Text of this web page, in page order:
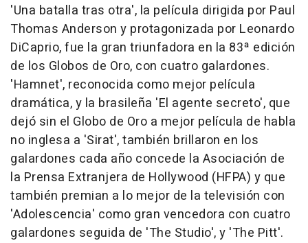
'Una batalla tras otra', la película dirigida por Paul
Thomas Anderson y protagonizada por Leonardo
DiCaprio, fue la gran triunfadora en la 83ª edición
de los Globos de Oro, con cuatro galardones.
'Hamnet', reconocida como mejor película
dramática, y la brasileña 'El agente secreto', que
dejó sin el Globo de Oro a mejor película de habla
no inglesa a 'Sirat', también brillaron en los
galardones cada año concede la Asociación de
la Prensa Extranjera de Hollywood (HFPA) y que
también premian a lo mejor de la televisión con
'Adolescencia' como gran vencedora con cuatro
galardones seguida de 'The Studio', y 'The Pitt'.